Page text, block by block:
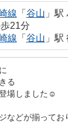
線 「 谷山 」
21分
線 「 谷山 」駅
る
場しました☺
などが揃ってお